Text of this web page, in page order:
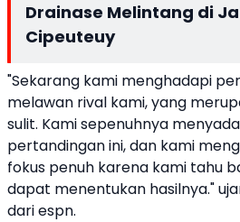
Drainase Melintang di
Cipeuteuy
"Sekarang kami menghadapi
melawan rival kami, yang
sulit. Kami sepenuhnya
pertandingan ini, dan kami
fokus penuh karena kami tahu
dapat menentukan hasilnya."
dari espn.